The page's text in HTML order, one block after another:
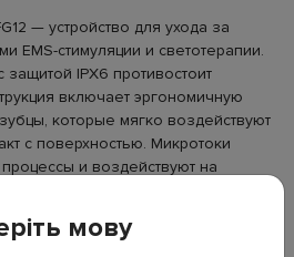
— устройство для ухода за
EMS-стимуляции и светотерапии.
защитой IPX6 противостоит
включает эргономичную
которые мягко воздействуют
с поверхностью. Микротоки
и воздействуют на
с зарядкой через разъём
мову